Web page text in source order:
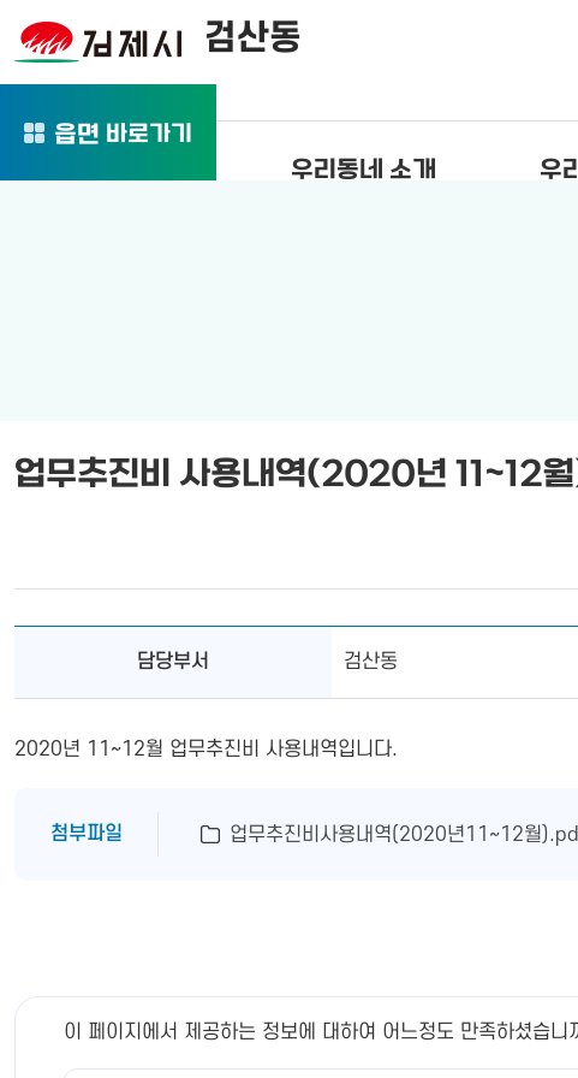
검산동
우리동네 소개 우
읍면 바로가기
업무추진비 사용내역(2020년 11~12
담당부서 검산동
2020년 11~12월 업무추진비 사용내역입니다.
첨부파일 업무추진비사용내역(2020년11~12월
이 페이지에서 제공하는 정보에 대하여 어느정도 만족하셨습니